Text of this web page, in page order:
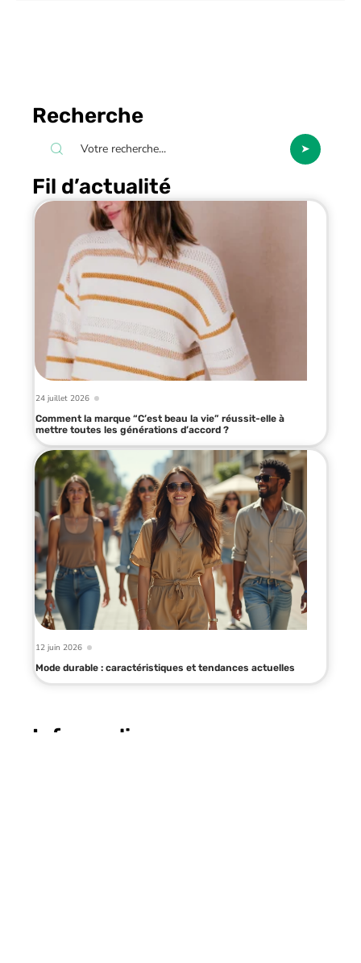
Recherche
Fil d’actualité
24 juillet 2026
Comment la marque “C’est beau la vie” réussit-elle à
mettre toutes les générations d’accord ?
12 juin 2026
Mode durable : caractéristiques et tendances actuelles
Infos en live